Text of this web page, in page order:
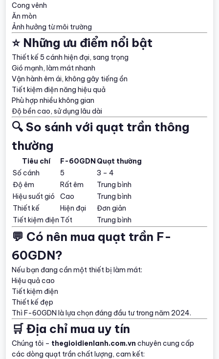
Cong vênh
Ăn mòn
Ảnh hưởng từ môi trường
⭐ Những ưu điểm nổi bật
Thiết kế 5 cánh hiện đại, sang trọng
Gió mạnh, làm mát nhanh
Vận hành êm ái, không gây tiếng ồn
Tiết kiệm điện năng hiệu quả
Phù hợp nhiều không gian
Độ bền cao, sử dụng lâu dài
🔍 So sánh với quạt trần thông
thường
Tiêu chí F-60GDN Quạt thường
Số cánh
5
3 – 4
Độ êm
Rất êm
Trung bình
Hiệu suất gió
Cao
Trung bình
Thiết kế
Hiện đại
Đơn giản
Tiết kiệm điện Tốt Trung bình
💬 Có nên mua quạt trần F-
60GDN?
Nếu bạn đang cần một thiết bị làm mát:
Hiệu quả cao
Tiết kiệm điện
Thiết kế đẹp
Thì F-60GDN là lựa chọn đáng đầu tư trong năm 2024.
🛒 Địa chỉ mua uy tín
Chúng tôi – thegioidienlanh.com.vn chuyên cung cấp
các dòng quạt trần chất lượng, cam kết: